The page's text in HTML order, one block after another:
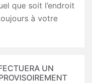
que soit l’endroit
à votre
UN